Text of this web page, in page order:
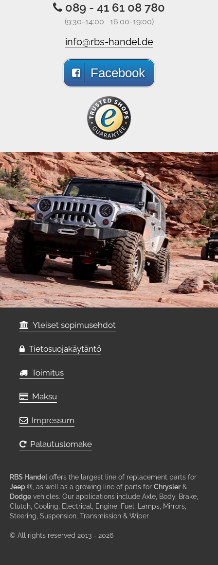
089 - 41 61 08 780
(9:30-14:00 16:00-19:00)
info@rbs-handel.de
Facebook
Yleiset sopimusehdot
Tietosuojakäytäntö
Toimitus
Maksu
Impressum
Palautuslomake
RBS Handel offers the largest line of replacement parts for
Jeep ® , as well as a growing line of parts for Chrysler &
Dodge vehicles. Our applications include Axle, Body, Brake,
Clutch, Cooling, Electrical, Engine, Fuel, Lamps, Mirrors,
Steering, Suspension, Transmission & Wiper.
© All rights reserved 2013 - 2026